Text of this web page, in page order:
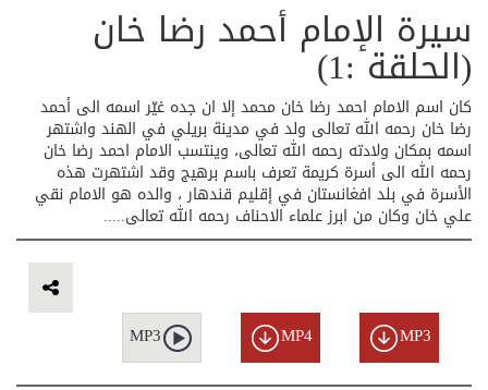
سيرة الإمام أحمد رضا خان
(الحلقة :1)
كان اسم الامام احمد رضا خان محمد إلا ان جده غيّر اسمه الى أحمد
رضا خان رحمه الله تعالى ولد في مدينة بريلي في الهند واشتهر
اسمه بمكان ولادته رحمه الله تعالى، وينتسب الامام احمد رضا خان
رحمه الله الى أسرة كريمة تعرف باسم برهيج وقد اشتهرت هذه
الأسرة في بلد افغانستان في إقليم قندهار ، والده هو الامام نقي
علي خان وكان من ابرز علماء الاحناف رحمه الله تعالى.....
MP3
MP4
MP3